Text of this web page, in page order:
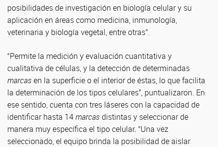
posibilidades de investigación en biología celular y su
aplicación en áreas como medicina, inmunología,
veterinaria y biología vegetal, entre otras”.
“Permite la medición y evaluación cuantitativa y
cualitativa de células, y la detección de determinadas
marcasen la superficie o el interior de éstas, lo que facilita
la determinación de los tipos celulares”, puntualizaron. En
ese sentido, cuenta con tres láseres con la capacidad de
identificar hasta 14marcasdistintas y seleccionar de
manera muy específica el tipo celular. “Una vez
seleccionado, el equipo brinda la posibilidad de aislar